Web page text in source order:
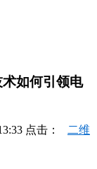
如何引领电
点击： 二维